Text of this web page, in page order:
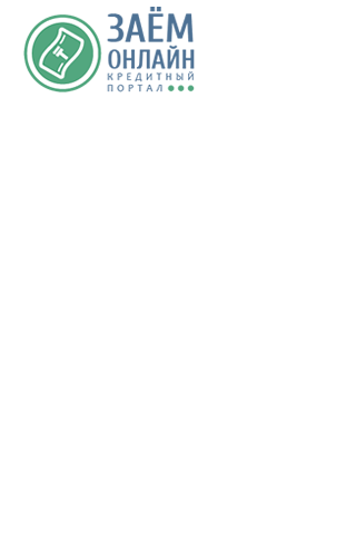
Перейти к основному содержанию